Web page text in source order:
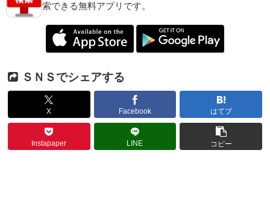
索できる無料アプリです。
ＳＮＳでシェアする
X Facebook はてブ
Instapaper LINE コピー